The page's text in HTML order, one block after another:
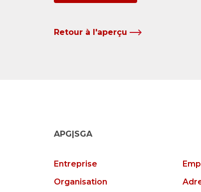
Retour à l'aperçu
APG|SGA
Entreprise
Organisation